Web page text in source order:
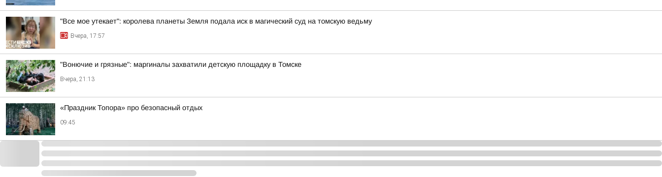
"Все мое утекает": королева планеты Земля подала иск в магический суд на томскую ведьму
Вчера, 17:57
"Вонючие и грязные": маргиналы захватили детскую площадку в Томске
Вчера, 21:13
«Праздник Топора» про безопасный отдых
09:45